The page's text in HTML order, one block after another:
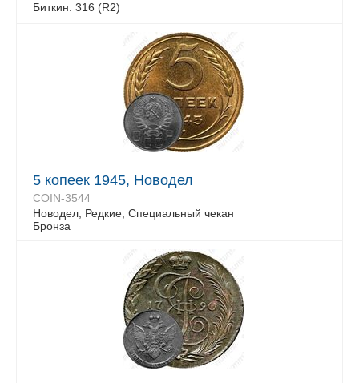
Биткин: 316 (R2)
5 копеек 1945, Новодел
COIN-3544
Новодел, Редкие, Специальный чекан
Бронза